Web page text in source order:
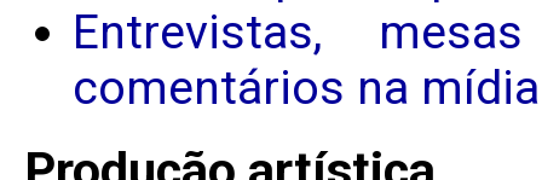
Entrevistas,
comentários na mídia